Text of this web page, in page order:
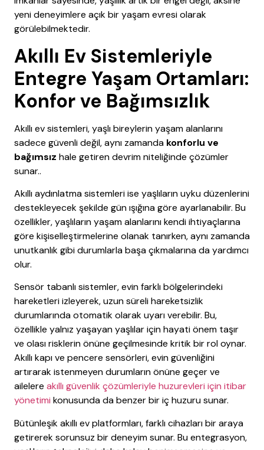
yeni deneyimlere açık bir yaşam evresi olarak
görülebilmektedir.
Akıllı Ev Sistemleriyle
Entegre Yaşam Ortamları:
Konfor ve Bağımsızlık
Akıllı ev sistemleri, yaşlı bireylerin yaşam alanlarını
sadece güvenli değil, aynı zamanda konforlu ve
bağımsız hale getiren devrim niteliğinde çözümler
sunar..
Akıllı aydınlatma sistemleri ise yaşlıların uyku düzenlerini
destekleyecek şekilde gün ışığına göre ayarlanabilir. Bu
özellikler, yaşlıların yaşam alanlarını kendi ihtiyaçlarına
göre kişiselleştirmelerine olanak tanırken, aynı zamanda
unutkanlık gibi durumlarla başa çıkmalarına da yardımcı
olur.
Sensör tabanlı sistemler, evin farklı bölgelerindeki
hareketleri izleyerek, uzun süreli hareketsizlik
durumlarında otomatik olarak uyarı verebilir. Bu,
özellikle yalnız yaşayan yaşlılar için hayati önem taşır
ve olası risklerin önüne geçilmesinde kritik bir rol oynar.
Akıllı kapı ve pencere sensörleri, evin güvenliğini
artırarak istenmeyen durumların önüne geçer ve
ailelere akıllı güvenlik çözümleriyle huzurevleri için itibar
yönetimi konusunda da benzer bir iç huzuru sunar.
Bütünleşik akıllı ev platformları, farklı cihazları bir araya
getirerek sorunsuz bir deneyim sunar. Bu entegrasyon,